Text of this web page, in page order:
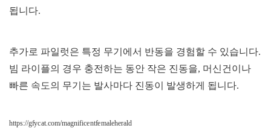
됩니다.
추가로 파일럿은 특정 무기에서 반동을 경험할 수 있습니다.
빔 라이플의 경우 충전하는 동안 작은 진동을, 머신건이나
빠른 속도의 무기는 발사마다 진동이 발생하게 됩니다.
https://gfycat.com/magnificentfemaleherald